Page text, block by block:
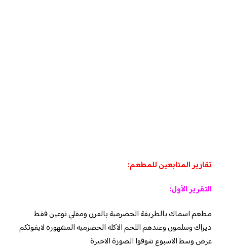
تقارير المتابعين للمطعم:
التقرير الأول:
مطعم اسماك بالطريقة الحضرمية بالفرن ومقلي نوعين فقط
ديراك وسلمون وعندهم اللخم الاكلة الحضرمية المشهورة لايفوتكم
عرض وسط الاسبوع شوفوا الصورة الاخيرة